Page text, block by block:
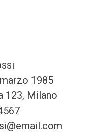
1985
123, Milano